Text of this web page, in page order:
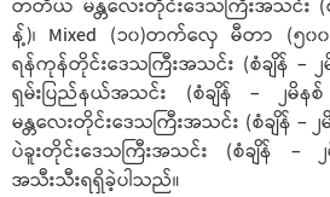
တတိယ မန္တလေးတိုင်းဒေသကြီးအသင်း (စံ
န့်)၊ Mixed (၁၀)တက်လှေ မီတာ (၅၀
ရန်ကုန်တိုင်းဒေသကြီးအသင်း (စံချိန် – ၂
ရှမ်းပြည်နယ်အသင်း (စံချိန် – ၂မိန
မန္တလေးတိုင်းဒေသကြီးအသင်း (စံချိန် –
ပဲခူးတိုင်းဒေသကြီးအသင်း (စံချိန် –
အသီးသီးရရှိခဲ့ပါသည်။